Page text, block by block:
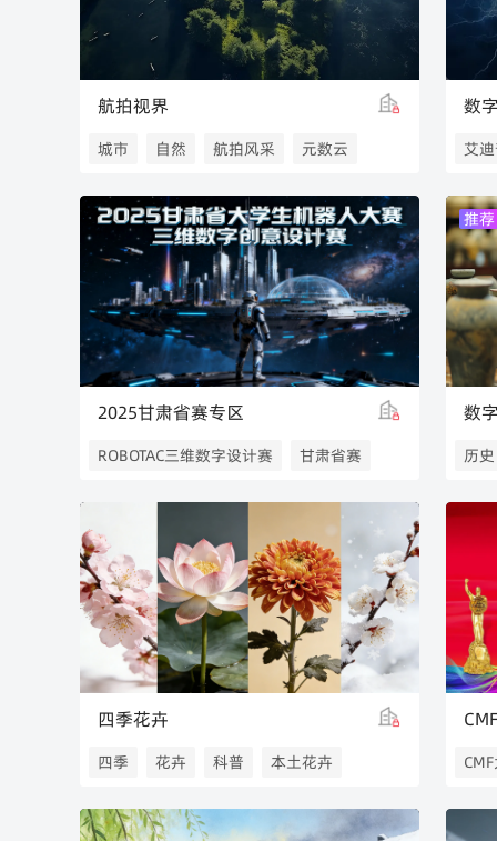
航拍视界
城市 自然 航拍风采 元数云
数
艾
精
2025甘肃省赛专区
ROBOTAC三维数字设计赛 甘肃省赛
推荐
数
历史
四季花卉
四季 花卉 科普 本土花卉
全